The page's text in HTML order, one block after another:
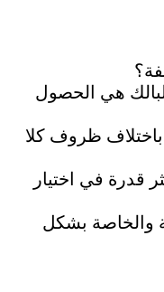
هي الحصول
باختلاف ظروف كلا
قدرة في اختيار
والخاصة بشكل